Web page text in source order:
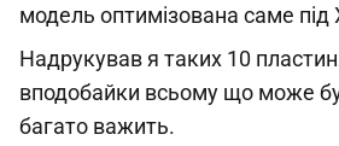
модель оптимізована саме під
Надрукував я таких 10
вподобайки всьому що може
багато важить.